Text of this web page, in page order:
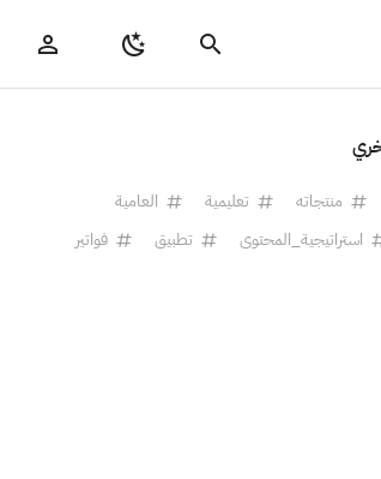
منتجاته تعليمية
العامية
استراتيجية_المحتوى تطبيق فواتير